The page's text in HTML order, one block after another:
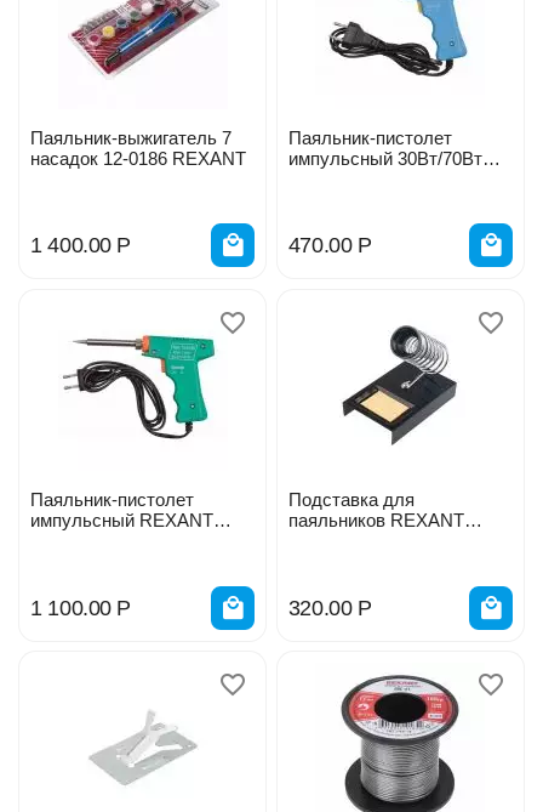
Паяльник-выжигатель 7
насадок 12-0186 REXANT
1 400.00 Р
Паяльник-пистолет
импульсный 30Вт/70Вт
470.00 Р
Паяльник-пистолет
импульсный REXANT
1 100.00 Р
Подставка для
паяльников REXANT
320.00 Р